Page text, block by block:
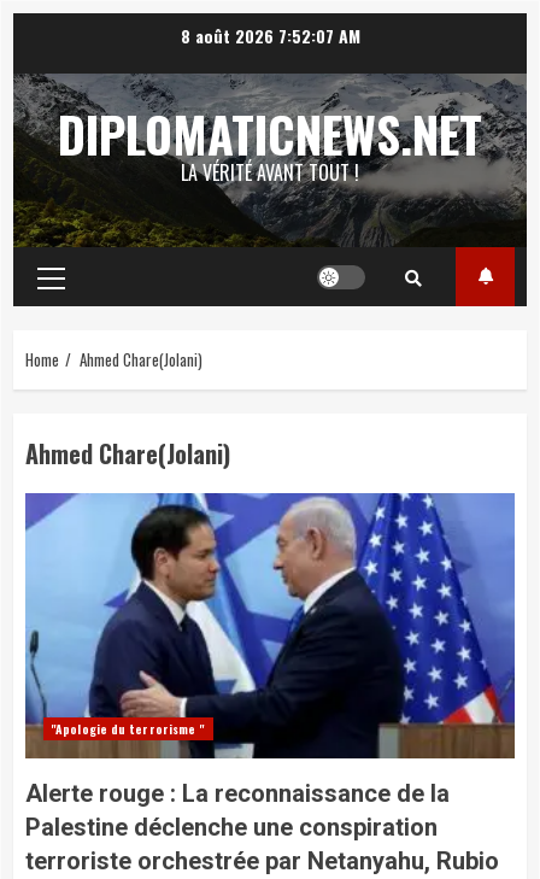
content
8 août 2026 7:52:08 AM
DIPLOMATICNEWS.NET
LA VÉRITÉ AVANT TOUT !
Primary
Menu
Home Ahmed Chare(Jolani)
Ahmed Chare(Jolani)
"Apologie du terrorisme "
Alerte rouge : La reconnaissance de la
Palestine déclenche une conspiration
terroriste orchestrée par Netanyahu, Rubio